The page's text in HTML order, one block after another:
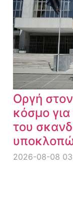
Οργή στον
κόσμο
του
2026-08-08